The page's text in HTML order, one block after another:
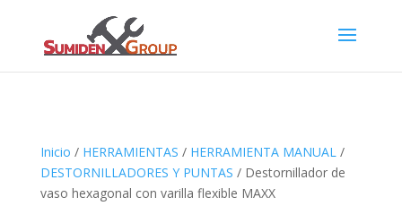
Inicio / HERRAMIENTAS / HERRAMIENTA MANUAL/
DESTORNILLADORES Y PUNTAS / Destornillador de
vaso hexagonal con varilla flexible MAXX